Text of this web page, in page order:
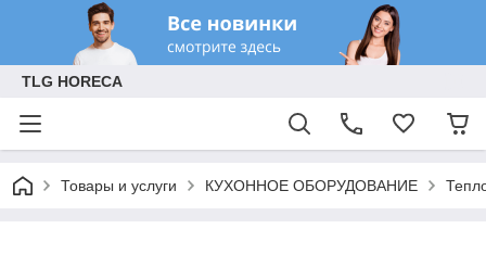
TLG HORECA
Товары и услуги КУХОННОЕ ОБОРУДОВАНИЕ